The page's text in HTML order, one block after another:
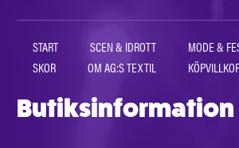
START SCEN & IDROTT MODE &
SKOR
OM AG:S TEXTIL
Butiksinformation